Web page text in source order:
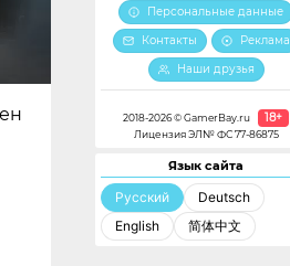
Персональные данные
Контакты
Реклама
Наши друзья
2018-2026 © GamerBay.ru 18+
Лицензия ЭЛ№ ФС 77-86875
Язык сайта
Русский
Deutsch
English
简体中文